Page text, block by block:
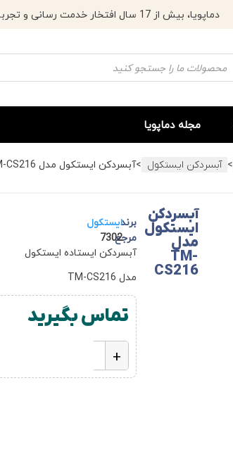
دماپویا، بیش از 17 سال افتخار خدمت رسانی و تجربه موثر در صنعت تاسیسات ساختمان ایران
مجله دماپویا
> آبسردکن ایستکول >آبسردکن ایستکول مدل TM-CS216
آبسردکن
ایستکول
مدل
TM-
CS216
برندایستکول
مرجع7302
آبسردکن ایستاده ایستکول
مدل TM-CS216
تماس بگیرید
+